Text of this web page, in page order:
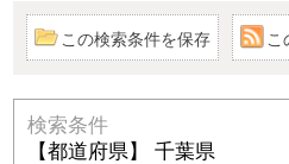
この検索条件を保存 こ
検索条件
【都道府県】 千葉県